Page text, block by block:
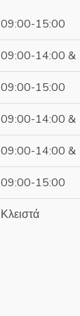
09:00-15:00
09:00-14:00 &
09:00-15:00
09:00-14:00 &
09:00-14:00 &
09:00-15:00
Κλειστά